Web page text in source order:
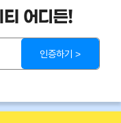
인증하기 >